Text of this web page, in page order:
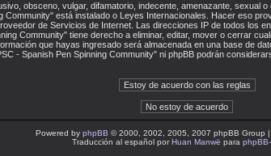
obsceno, vulgar, difamatorio, indecente, amenazante, sexual
Community" está instalado o Leyes Internacionales. Hacer eso
de Servicios de Internet. Las direcciones IP de todos los
Community" tiene derecho a eliminar, editar, mover o cerrar
que hayas ingresado será almacenada en una base de
- Spanish Pen Spinning Community" ni phpBB podrán
Powered by phpBB © 2000, 2002, 2005, 2007 phpBB Group |
Traducción al español porHuan Manwë para